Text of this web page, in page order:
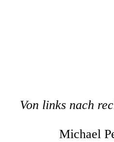
Von links nach
Michael